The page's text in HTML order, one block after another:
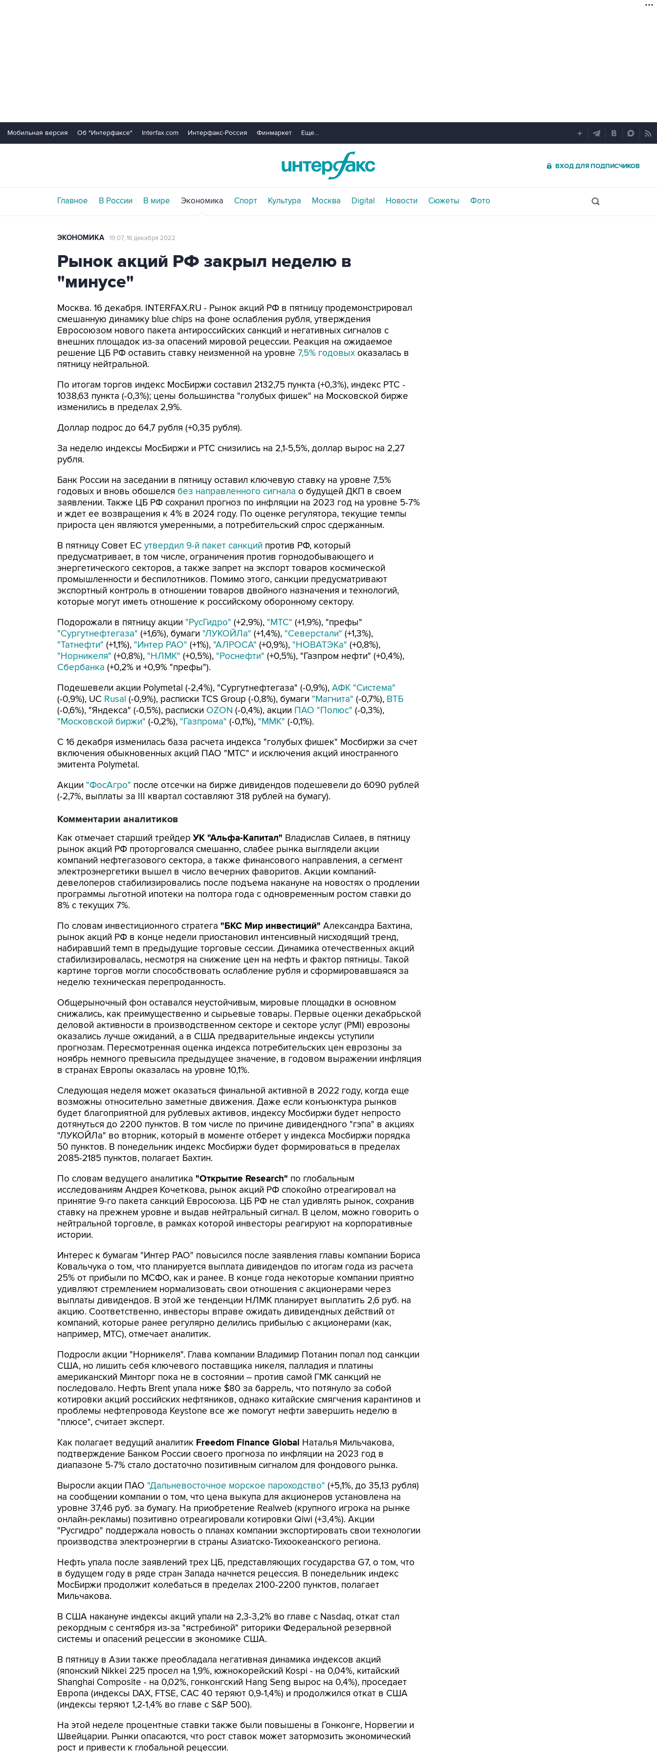
Мобильная версия Об "Интерфаксе" Interfax.com Интерфакс-Россия Финмаркет Еще...
ВХОД ДЛЯ ПОДПИСЧИКОВ
Главное В России В мире Экономика Спорт Культура Москва Digital Новости Сюжеты Фото
ЭКОНОМИКА 19:07, 16 декабря 2022
Рынок акций РФ закрыл неделю в
"минусе"
Москва. 16 декабря. INTERFAX.RU - Рынок акций РФ в пятницу продемонстрировал
смешанную динамику blue chips на фоне ослабления рубля, утверждения
Евросоюзом нового пакета антироссийских санкций и негативных сигналов с
внешних площадок из-за опасений мировой рецессии. Реакция на ожидаемое
решение ЦБ РФ оставить ставку неизменной на уровне 7,5% годовых оказалась в
пятницу нейтральной.
По итогам торгов индекс МосБиржи составил 2132,75 пункта (+0,3%), индекс РТС -
1038,63 пункта (-0,3%); цены большинства "голубых фишек" на Московской бирже
изменились в пределах 2,9%.
Доллар подрос до 64,7 рубля (+0,35 рубля).
За неделю индексы МосБиржи и РТС снизились на 2,1-5,5%, доллар вырос на 2,27
рубля.
Банк России на заседании в пятницу оставил ключевую ставку на уровне 7,5%
годовых и вновь обошелся без направленного сигнала о будущей ДКП в своем
заявлении. Также ЦБ РФ сохранил прогноз по инфляции на 2023 год на уровне 5-7%
и ждет ее возвращения к 4% в 2024 году. По оценке регулятора, текущие темпы
прироста цен являются умеренными, а потребительский спрос сдержанным.
В пятницу Совет ЕС утвердил 9-й пакет санкций против РФ, который
предусматривает, в том числе, ограничения против горнодобывающего и
энергетического секторов, а также запрет на экспорт товаров космической
промышленности и беспилотников. Помимо этого, санкции предусматривают
экспортный контроль в отношении товаров двойного назначения и технологий,
которые могут иметь отношение к российскому оборонному сектору.
Подорожали в пятницу акции "РусГидро" (+2,9%), "МТС" (+1,9%), "префы"
"Сургутнефтегаза" (+1,6%), бумаги "ЛУКОЙЛа" (+1,4%), "Северстали" (+1,3%),
"Татнефти" (+1,1%), "Интер РАО" (+1%), "АЛРОСА" (+0,9%), "НОВАТЭКа" (+0,8%),
"Норникеля" (+0,8%), "НЛМК" (+0,5%), "Роснефти" (+0,5%), "Газпром нефти" (+0,4%),
Сбербанка (+0,2% и +0,9% "префы").
Подешевели акции Polymetal (-2,4%), "Сургутнефтегаза" (-0,9%), АФК "Система"
(-0,9%), UC Rusal (-0,9%), расписки TCS Group (-0,8%), бумаги "Магнита" (-0,7%), ВТБ
(-0,6%), "Яндекса" (-0,5%), расписки OZON (-0,4%), акции ПАО "Полюс" (-0,3%),
"Московской биржи" (-0,2%), "Газпрома" (-0,1%), "ММК" (-0,1%).
С 16 декабря изменилась база расчета индекса "голубых фишек" Мосбиржи за счет
включения обыкновенных акций ПАО "МТС" и исключения акций иностранного
эмитента Polymetal.
Акции "ФосАгро" после отсечки на бирже дивидендов подешевели до 6090 рублей
(-2,7%, выплаты за III квартал составляют 318 рублей на бумагу).
Комментарии аналитиков
Как отмечает старший трейдер УК "Альфа-Капитал" Владислав Силаев, в пятницу
рынок акций РФ проторговался смешанно, слабее рынка выглядели акции
компаний нефтегазового сектора, а также финансового направления, а сегмент
электроэнергетики вышел в число вечерних фаворитов. Акции компаний-
девелоперов стабилизировались после подъема накануне на новостях о продлении
программы льготной ипотеки на полтора года с одновременным ростом ставки до
8% с текущих 7%.
По словам инвестиционного стратега "БКС Мир инвестиций" Александра Бахтина,
рынок акций РФ в конце недели приостановил интенсивный нисходящий тренд,
набиравший темп в предыдущие торговые сессии. Динамика отечественных акций
стабилизировалась, несмотря на снижение цен на нефть и фактор пятницы. Такой
картине торгов могли способствовать ослабление рубля и сформировавшаяся за
неделю техническая перепроданность.
Общерыночный фон оставался неустойчивым, мировые площадки в основном
снижались, как преимущественно и сырьевые товары. Первые оценки декабрьской
деловой активности в производственном секторе и секторе услуг (PMI) еврозоны
оказались лучше ожиданий, а в США предварительные индексы уступили
прогнозам. Пересмотренная оценка индекса потребительских цен еврозоны за
ноябрь немного превысила предыдущее значение, в годовом выражении инфляция
в странах Европы оказалась на уровне 10,1%.
Следующая неделя может оказаться финальной активной в 2022 году, когда еще
возможны относительно заметные движения. Даже если конъюнктура рынков
будет благоприятной для рублевых активов, индексу Мосбиржи будет непросто
дотянуться до 2200 пунктов. В том числе по причине дивидендного "гэпа" в акциях
"ЛУКОЙЛа" во вторник, который в моменте отберет у индекса Мосбиржи порядка
50 пунктов. В понедельник индекс Мосбиржи будет формироваться в пределах
2085-2185 пунктов, полагает Бахтин.
По словам ведущего аналитика "Открытие Research" по глобальным
исследованиям Андрея Кочеткова, рынок акций РФ спокойно отреагировал на
принятие 9-го пакета санкций Евросоюза. ЦБ РФ не стал удивлять рынок, сохранив
ставку на прежнем уровне и выдав нейтральный сигнал. В целом, можно говорить о
нейтральной торговле, в рамках которой инвесторы реагируют на корпоративные
истории.
Интерес к бумагам "Интер РАО" повысился после заявления главы компании Бориса
Ковальчука о том, что планируется выплата дивидендов по итогам года из расчета
25% от прибыли по МСФО, как и ранее. В конце года некоторые компании приятно
удивляют стремлением нормализовать свои отношения с акционерами через
выплаты дивидендов. В этой же тенденции НЛМК планирует выплатить 2,6 руб. на
акцию. Соответственно, инвесторы вправе ожидать дивидендных действий от
компаний, которые ранее регулярно делились прибылью с акционерами (как,
например, МТС), отмечает аналитик.
Подросли акции "Норникеля". Глава компании Владимир Потанин попал под санкции
США, но лишить себя ключевого поставщика никеля, палладия и платины
американский Минторг пока не в состоянии – против самой ГМК санкций не
последовало. Нефть Brent упала ниже $80 за баррель, что потянуло за собой
котировки акций российских нефтяников, однако китайские смягчения карантинов и
проблемы нефтепровода Keystone все же помогут нефти завершить неделю в
"плюсе", считает эксперт.
Как полагает ведущий аналитик Freedom Finance Global Наталья Мильчакова,
подтверждение Банком России своего прогноза по инфляции на 2023 год в
диапазоне 5-7% стало достаточно позитивным сигналом для фондового рынка.
Выросли акции ПАО "Дальневосточное морское пароходство" (+5,1%, до 35,13 рубля)
на сообщении компании о том, что цена выкупа для акционеров установлена на
уровне 37,46 руб. за бумагу. На приобретение Realweb (крупного игрока на рынке
онлайн-рекламы) позитивно отреагировали котировки Qiwi (+3,4%). Акции
"Русгидро" поддержала новость о планах компании экспортировать свои технологии
производства электроэнергии в страны Азиатско-Тихоокеанского региона.
Нефть упала после заявлений трех ЦБ, представляющих государства G7, о том, что
в будущем году в ряде стран Запада начнется рецессия. В понедельник индекс
МосБиржи продолжит колебаться в пределах 2100-2200 пунктов, полагает
Мильчакова.
В США накануне индексы акций упали на 2,3-3,2% во главе с Nasdaq, откат стал
рекордным с сентября из-за "ястребиной" риторики Федеральной резервной
системы и опасений рецессии в экономике США.
В пятницу в Азии также преобладала негативная динамика индексов акций
(японский Nikkei 225 просел на 1,9%, южнокорейский Kospi - на 0,04%, китайский
Shanghai Composite - на 0,02%, гонконгский Hang Seng вырос на 0,4%), проседает
Европа (индексы DAX, FTSE, CAC 40 теряют 0,9-1,4%) и продолжился откат в США
(индексы теряют 1,2-1,4% во главе с S&P 500).
На этой неделе процентные ставки также были повышены в Гонконге, Норвегии и
Швейцарии. Рынки опасаются, что рост ставок может затормозить экономический
рост и привести к глобальной рецессии.